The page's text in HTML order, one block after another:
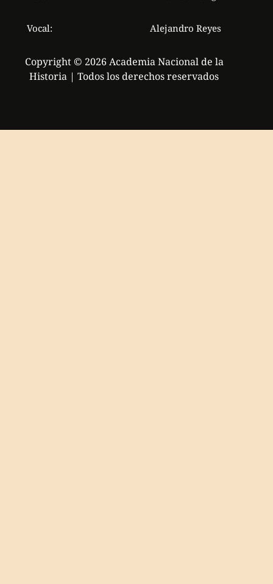
Vocal: Alejandro Reyes
Copyright © 2026 Academia Nacional de la
Historia | Todos los derechos reservados